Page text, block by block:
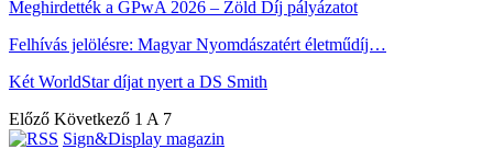
Meghirdették a GPwA 2026 – Zöld Díj pályázatot
Felhívás jelölésre: Magyar Nyomdászatért életműdíj…
Két WorldStar díjat nyert a DS Smith
Előző Következő 1 A 7
Sign&Display magazin